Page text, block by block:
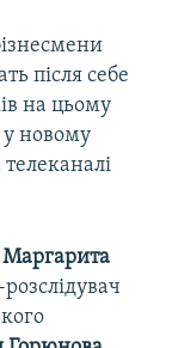
після себе
на цьому
у новому
телеканалі
Маргарита